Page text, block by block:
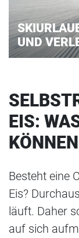
UND
EIS:
KÖNNEN
Besteht eine
Eis?
läuft. Daher
auf sich